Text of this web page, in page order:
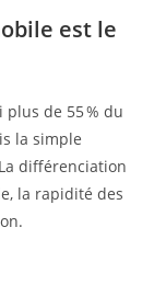
est le
de 55 % du
la simple
différenciation
la rapidité des